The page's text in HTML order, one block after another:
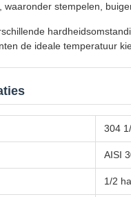
waaronder stempelen,
de ideale temperatuur
304
AISI
1/2